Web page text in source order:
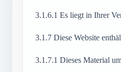
3.1.6.1 Es liegt in Ihrer
3.1.7 Diese Website
3.1.7.1 Dieses Material